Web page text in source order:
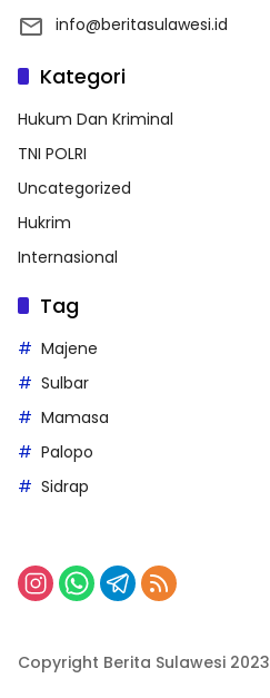
info@beritasulawesi.id
Kategori
Hukum Dan Kriminal
TNI POLRI
Uncategorized
Hukrim
Internasional
Tag
Majene
Sulbar
Mamasa
Palopo
Sidrap
Copyright Berita Sulawesi 2023